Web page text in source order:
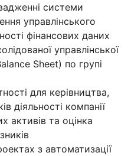
системи
управлінського
фінансових даних
управлінської
Sheet) по групі
для керівництва,
діяльності компанії
активів та оцінка
з автоматизації